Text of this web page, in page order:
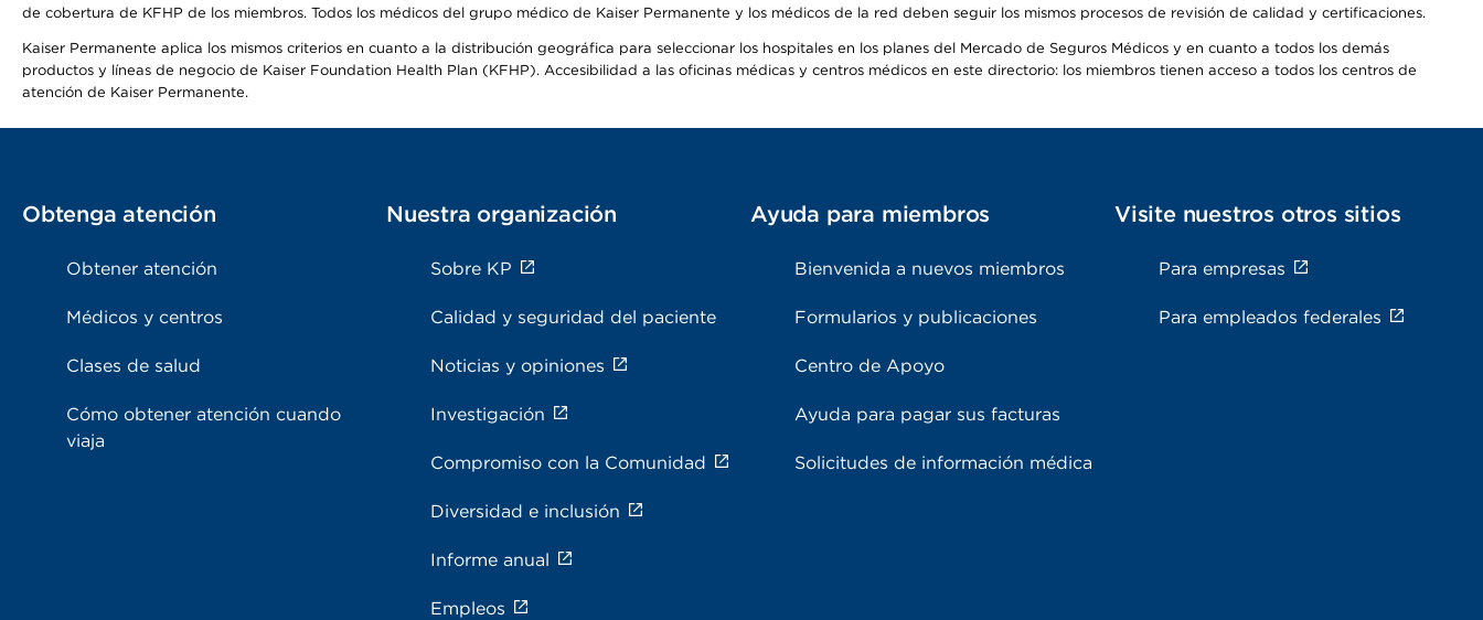
de cobertura de KFHP de los miembros. Todos los médicos del grupo médico de Kaiser Permanente y los médicos de la red deben seguir los mismos procesos de revisión de calidad y certificaciones.
Kaiser Permanente aplica los mismos criterios en cuanto a la distribución geográfica para seleccionar los hospitales en los planes del Mercado de Seguros Médicos y en cuanto a todos los demás
productos y líneas de negocio de Kaiser Foundation Health Plan (KFHP). Accesibilidad a las oficinas médicas y centros médicos en este directorio: los miembros tienen acceso a todos los centros de
atención de Kaiser Permanente.
Obtenga atención
Obtener atención
Médicos y centros
Clases de salud
Cómo obtener atención cuando
viaja
Nuestra organización
Sobre KP
Calidad y seguridad del paciente
Noticias y opiniones
Investigación
Compromiso con la Comunidad
Diversidad e inclusión
Informe anual
Empleos
Ayuda para miembros
Bienvenida a nuevos miembros
Formularios y publicaciones
Centro de Apoyo
Ayuda para pagar sus facturas
Solicitudes de información médica
Visite nuestros otros sitios
Para empresas
Para empleados federales